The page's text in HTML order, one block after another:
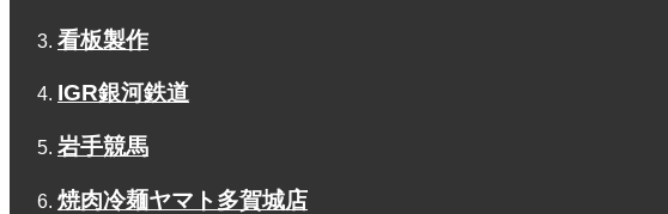
看板製作
IGR銀河鉄道
岩手競馬
焼肉冷麺ヤマト多賀城店